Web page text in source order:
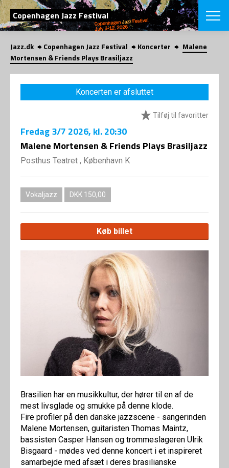
SØG
Copenhagen Jazz Festival
English
VÆLG
VINTERJAZZ
Temaer
LOCATIONS
App
INFO
Om fonden
SHOP
Jazz.dk Copenhagen Jazz Festival Koncerter
Malene
Mortensen & Friends Plays Brasiljazz
Koncerten er afsluttet
Tilføj til favoritter
Fredag3/7 2026, kl. 20:30
Malene Mortensen & Friends Plays Brasiljazz
Posthus Teatret , København K
Vokaljazz DKK 150,00
Køb billet
Brasilien har en musikkultur, der hører til en af de
mest livsglade og smukke på denne klode.
Fire profiler på den danske jazzscene - sangerinden
Malene Mortensen, guitaristen Thomas Maintz,
bassisten Casper Hansen og trommeslageren Ulrik
Bisgaard - mødes ved denne koncert i et inspireret
samarbejde med afsæt i deres brasilianske